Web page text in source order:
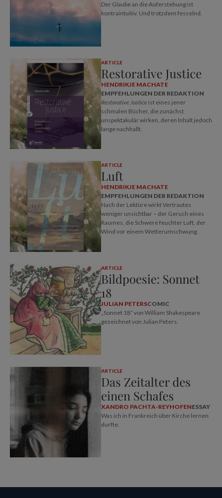
Der Glaube an die Auferstehung ist
kontraintuitiv. Und trotzdem fesselnd.
ARTICLE
Restorative Justice
HENDRIKJE MACHATE
EMPFEHLUNGEN DER REDAKTION
Restorative Justice ist eines jener
schmalen Bücher, die zunächst
unspektakulär wirken, deren Inhalt jedoch
lange nachhallt.
ARTICLE
Luft
HENDRIKJE MACHATE
EMPFEHLUNGEN DER REDAKTION
Nach der Lektüre wirkt Vertrautes
weniger unsichtbar – der Geruch eines
Raumes, die Schwere feuchter Luft, der
Wind vor einem Wetterumschwung.
ARTICLE
Bildpoesie: Sonnet
18
JULIAN PETERSCOMIC
„Sonnet 18“ von William Shakespeare
gezeichnet von Julian Peters.
ARTICLE
Das Zeitalter des
einen Schafes
XANDRO PACHTA-REYHOFENESSAY
Was ich in Frankreich über Kirche lernen
durfte.